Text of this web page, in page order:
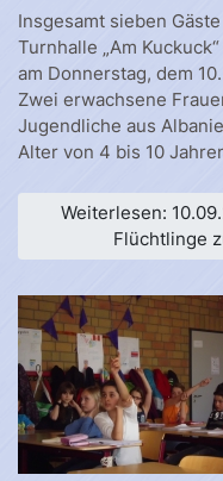
Insgesamt sieben
Turnhalle „Am
am Donnerstag, dem
Zwei erwachsene
Jugendliche aus
Alter von 4 bis 10
Weiterlesen:
Flüchtlinge